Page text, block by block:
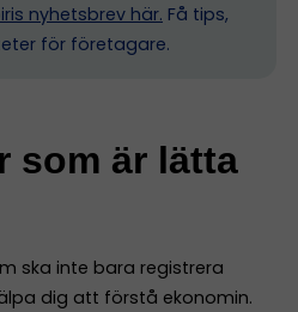
nyhetsbrev här. Få tips,
för företagare.
som är lätta
ska inte bara registrera
dig att förstå ekonomin.